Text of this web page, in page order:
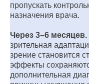
пропускать
назначения врача.
Через 3–6 месяцев.
зрительная
зрение становится
эффекты
дополнительная